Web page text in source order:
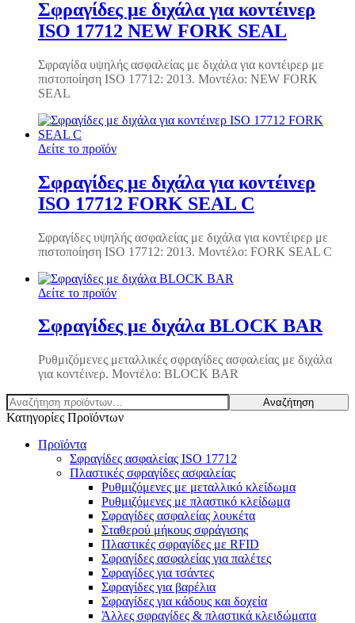
Σφραγίδες με διχάλα για κοντέινερ
ISO 17712 NEW FORK SEAL
Σφραγίδα υψηλής ασφαλείας με διχάλα για κοντέιρερ με
πιστοποίηση ISO 17712: 2013. Μοντέλο: NEW FORK
SEAL
Δείτε το προϊόν
Σφραγίδες με διχάλα για κοντέινερ
ISO 17712 FORK SEAL C
Σφραγίδες υψηλής ασφαλείας με διχάλα για κοντέιρερ με
πιστοποίηση ISO 17712: 2013. Μοντέλο: FORK SEAL C
Δείτε το προϊόν
Σφραγίδες με διχάλα BLOCK BAR
Ρυθμιζόμενες μεταλλικές σφραγίδες ασφαλείας με διχάλα
για κοντέινερ. Μοντέλο: BLOCK BAR
Αναζήτηση
για:
Αναζήτηση
Κατηγορίες Προϊόντων
Προϊόντα
Σφραγίδες ασφαλείας ISO 17712
Πλαστικές σφραγίδες ασφαλείας
Ρυθμιζόμενες με μεταλλικό κλείδωμα
Ρυθμιζόμενες με πλαστικό κλείδωμα
Σφραγίδες ασφαλείας λουκέτα
Σταθερού μήκους σφράγισης
Πλαστικές σφραγίδες με RFID
Σφραγίδες ασφαλείας για παλέτες
Σφραγίδες για τσάντες
Σφραγίδες για βαρέλια
Σφραγίδες για κάδους και δοχεία
Άλλες σφραγίδες & πλαστικά κλειδώματα